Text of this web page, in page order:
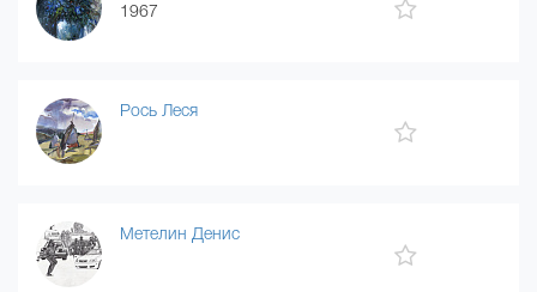
1967
Рось Леся
Метелин Денис